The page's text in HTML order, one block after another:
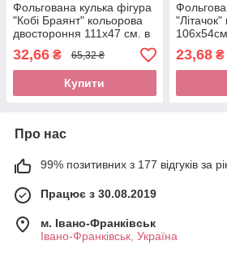
Фольгована кулька фігура
"Кобі Браянт" кольорова
двостороння 111х47 см. в
уп.(1шт.)
32,66 ₴ 65,32 ₴
Купити
23,68₴
Про нас
99% позитивних з 177 відгуків за
Працює з 30.08.2019
м. Івано-Франківськ
Івано-Франківськ, Україна